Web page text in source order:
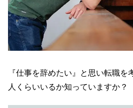
『仕事を辞めたい』と思い転職
人くらいいるか知っていますか？